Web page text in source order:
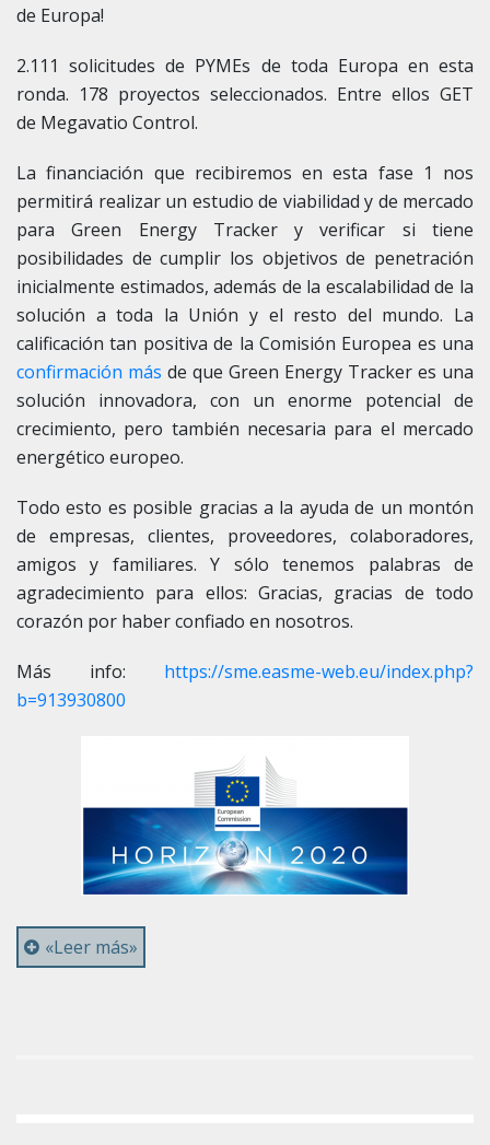
de Europa!
2.111 solicitudes de PYMEs de toda Europa en esta
ronda. 178 proyectos seleccionados. Entre ellos GET
de Megavatio Control.
La financiación que recibiremos en esta fase 1 nos
permitirá realizar un estudio de viabilidad y de mercado
para Green Energy Tracker y verificar si tiene
posibilidades de cumplir los objetivos de penetración
inicialmente estimados, además de la escalabilidad de la
solución a toda la Unión y el resto del mundo. La
calificación tan positiva de la Comisión Europea es una
confirmación más de que Green Energy Tracker es una
solución innovadora, con un enorme potencial de
crecimiento, pero también necesaria para el mercado
energético europeo.
Todo esto es posible gracias a la ayuda de un montón
de empresas, clientes, proveedores, colaboradores,
amigos y familiares. Y sólo tenemos palabras de
agradecimiento para ellos: Gracias, gracias de todo
corazón por haber confiado en nosotros.
Más info: https://sme.easme-web.eu/index.php?
b=913930800
«Leer más»